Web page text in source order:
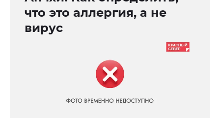
что это аллергия, а не
вирус